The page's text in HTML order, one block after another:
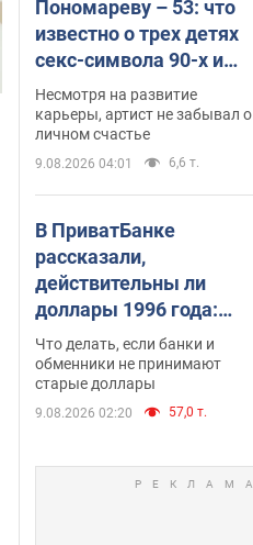
Пономареву – 53: что
известно о трех детях
секс-символа 90-х и
как они выглядят
Несмотря на развитие
карьеры, артист не забывал о
личном счастье
9.08.2026 04:01 6,6 т.
В ПриватБанке
рассказали,
действительны ли
доллары 1996 года:
принимают ли
обменники и банки
такие купюры
Что делать, если банки и
обменники не принимают
старые доллары
9.08.2026 02:20 57,0 т.